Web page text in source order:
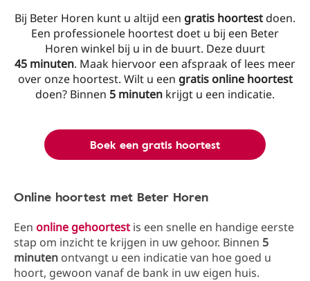
Bij Beter Horen kunt u altijd een gratis hoortestdoen.
Een professionele hoortest doet u bij een Beter
Horen winkel bij u in de buurt. Deze duurt
45 minuten. Maak hiervoor een afspraak of lees meer
over onze hoortest. Wilt u een gratis online hoortest
doen? Binnen 5 minuten krijgt u een indicatie.
Boek een gratis hoortest
Online hoortest met Beter Horen
Een online gehoortest is een snelle en handige eerste
stap om inzicht te krijgen in uw gehoor. Binnen 5
minuten ontvangt u een indicatie van hoe goed u
hoort, gewoon vanaf de bank in uw eigen huis.